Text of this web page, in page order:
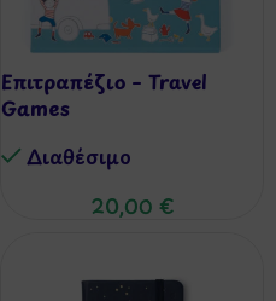
Επιτραπέζιο – Travel
Games
Διαθέσιμo
20,00 €